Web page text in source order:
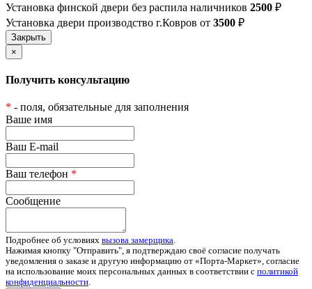
Установка финской двери без распила наличников 2500 ₽
Установка двери производство г.Ковров от 3500 ₽
×
Получить консультацию
* - поля, обязательные для заполнения
Ваше имя
Ваш E-mail
Ваш телефон *
Сообщение
Подробнее об условиях вызова замерщика.
Нажимая кнопку "Отправить", я подтверждаю своё согласие получать
уведомления о заказе и другую информацию от «Порта-Маркет», согласие
на использование моих персональных данных в соответствии с политикой
конфиденциальности.